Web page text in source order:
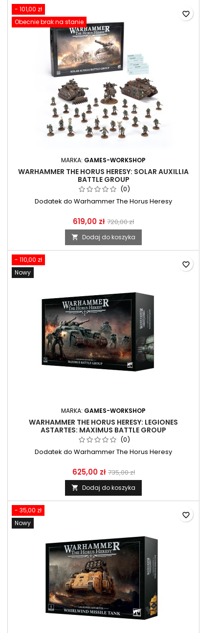
- 101,00 zł
Obecnie brak na stanie
MARKA: GAMES-WORKSHOP
WARHAMMER THE HORUS HERESY: SOLAR AUXILLIA
BATTLE GROUP
(0)
Dodatek do Warhammer The Horus Heresy
619,00 zł 720,00 zł
 Dodaj do koszyka
favorite_border
- 110,00 zł
Nowy
MARKA: GAMES-WORKSHOP
WARHAMMER THE HORUS HERESY: LEGIONES
ASTARTES: MAXIMUS BATTLE GROUP
(0)
Dodatek do Warhammer The Horus Heresy
625,00 zł 735,00 zł
 Dodaj do koszyka
favorite_border
- 35,00 zł
Nowy
favorite_border